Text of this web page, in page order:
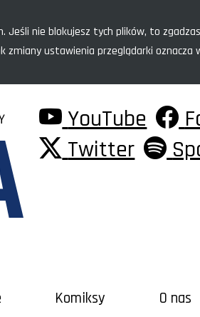
nie blokujesz tych plików, to
zmiany ustawienia przeglądarki oznacza
YouTube
Twitter
Komiksy O nas